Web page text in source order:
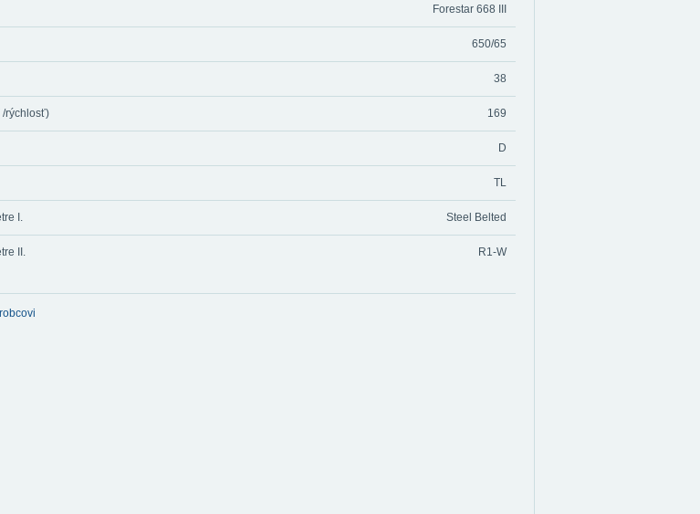
Forestar 668 III
650/65
38
/rýchlosť) 169
D
TL
I. Steel Belted
II. R1-W